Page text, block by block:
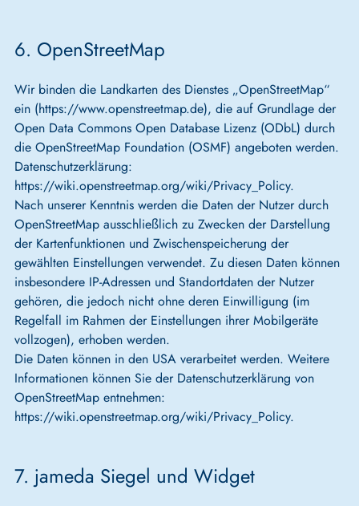
6. OpenStreetMap
Wir binden die Landkarten des Dienstes „OpenStreetMap“
ein (https://www.openstreetmap.de), die auf Grundlage der
Open Data Commons Open Database Lizenz (ODbL) durch
die OpenStreetMap Foundation (OSMF) angeboten werden.
Datenschutzerklärung:
https://wiki.openstreetmap.org/wiki/Privacy_Policy.
Nach unserer Kenntnis werden die Daten der Nutzer durch
OpenStreetMap ausschließlich zu Zwecken der Darstellung
der Kartenfunktionen und Zwischenspeicherung der
gewählten Einstellungen verwendet. Zu diesen Daten können
insbesondere IP-Adressen und Standortdaten der Nutzer
gehören, die jedoch nicht ohne deren Einwilligung (im
Regelfall im Rahmen der Einstellungen ihrer Mobilgeräte
vollzogen), erhoben werden.
Die Daten können in den USA verarbeitet werden. Weitere
Informationen können Sie der Datenschutzerklärung von
OpenStreetMap entnehmen:
https://wiki.openstreetmap.org/wiki/Privacy_Policy.
7. jameda Siegel und Widget